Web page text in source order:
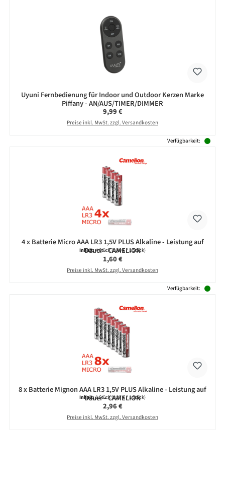
Uyuni Fernbedienung für Indoor und Outdoor Kerzen Marke
Piffany - AN/AUS/TIMER/DIMMER
Regulärer Preis:
9,99 €
Preise inkl. MwSt. zzgl. Versandkosten
Verfügbarkeit:
4 x Batterie Micro AAA LR3 1,5V PLUS Alkaline - Leistung auf
Dauer - CAMELION
Inhalt:4 Stück(0,40 € / 1 Stück)
Regulärer Preis:
1,60 €
Preise inkl. MwSt. zzgl. Versandkosten
Verfügbarkeit:
8 x Batterie Mignon AAA LR3 1,5V PLUS Alkaline - Leistung auf
Dauer - CAMELION
Inhalt:8 Stück(0,37 € / 1 Stück)
Regulärer Preis:
2,96 €
Preise inkl. MwSt. zzgl. Versandkosten